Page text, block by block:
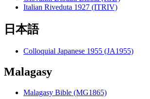
Italian Riveduta 1927 (ITRIV)
日本語
Colloquial Japanese 1955 (JA1955)
Malagasy
Malagasy Bible (MG1865)